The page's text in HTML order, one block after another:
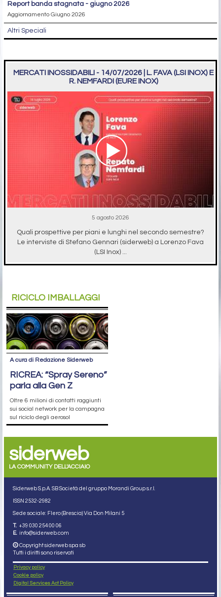
report banda stagnata - giugno 2026
Aggiornamento Giugno 2026
Altri Speciali
MERCATI INOSSIDABILI - 14/07/2026 | L. FAVA (LSI INOX) E
R. NEMFARDI (EURE INOX)
5 agosto 2026
Quali prospettive per piani e lunghi nel secondo semestre?
Le interviste di Stefano Gennari (siderweb) a Lorenzo Fava
(LSI Inox) ...
RICICLO IMBALLAGGI
A cura di Redazione Siderweb
RICREA: “Spray Sereno”
parla alla Gen Z
Oltre 6 milioni di contatti raggiunti
sui social network per la campagna
sul riciclo degli aerosol
siderweb
LA COMMUNITY DELL'ACCIAIO
Siderweb S.p.A. SB Società del gruppo Morandi Group s.r.l.
ISSN 2532-2982
Sede sociale: Flero (Brescia) Via Don Milani 5
T. +39 030 254 00 06
E. info@siderweb.com
Copyright siderweb spa sb
Tutti i diritti sono riservati
Privacy policy
Cookie policy
Digital Services Act Policy